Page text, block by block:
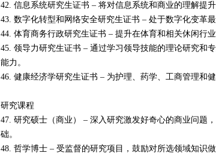
42. 信息系统研究生证书 – 将对信息系统和商业的理解提升
43. 数字化转型和网络安全研究生证书 – 处于数字化变革
44. 体育商务行政研究生证书 – 提升在体育和相关休闲行业
45. 领导力研究生证书 – 通过学习领导技能的理论研究和
能力。
46. 健康经济学研究生证书 – 为护理、药学、工商管理和
研究课程
47. 研究硕士（商业） – 深入研究激发好奇心的商业问题
础。
48. 哲学博士 – 受监督的研究项目，鼓励对所选领域知识